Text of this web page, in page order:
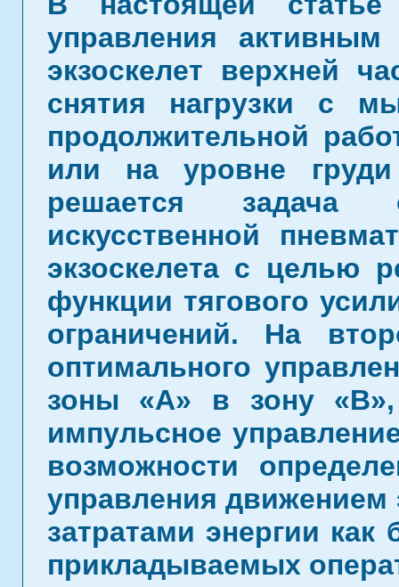
управления активным
экзоскелет верхней
снятия нагрузки с
продолжительной
или на уровне
решается задача
искусственной
экзоскелета с целью
функции тягового
ограничений. На
оптимального
зоны «А» в зону «В»,
импульсное
возможности
управления
затратами энергии как
прикладываемых